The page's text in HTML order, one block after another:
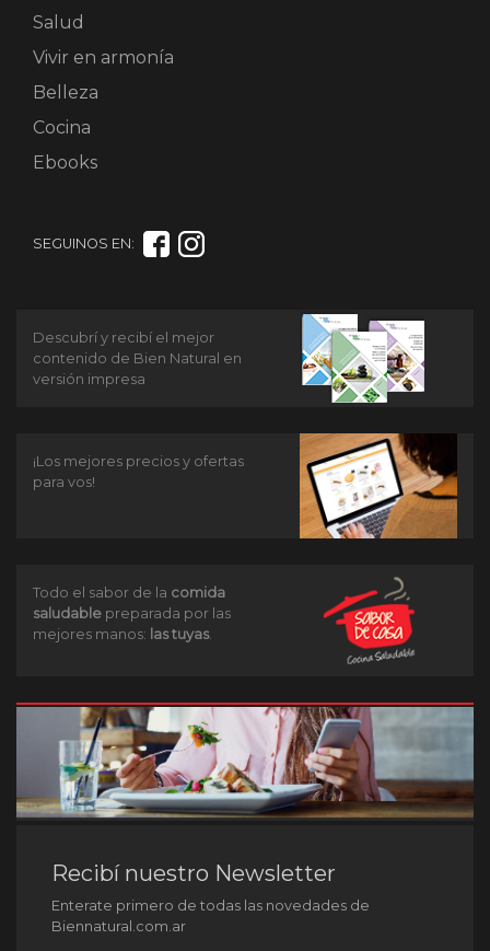
Salud
Vivir en armonía
Belleza
Cocina
Ebooks
SEGUINOS EN:
Descubrí y recibí el mejor
contenido de Bien Natural en
versión impresa
¡Los mejores precios y ofertas
para vos!
Todo el sabor de la comida
saludable preparada por las
mejores manos: las tuyas.
Recibí nuestro Newsletter
Enterate primero de todas las novedades de
Biennatural.com.ar